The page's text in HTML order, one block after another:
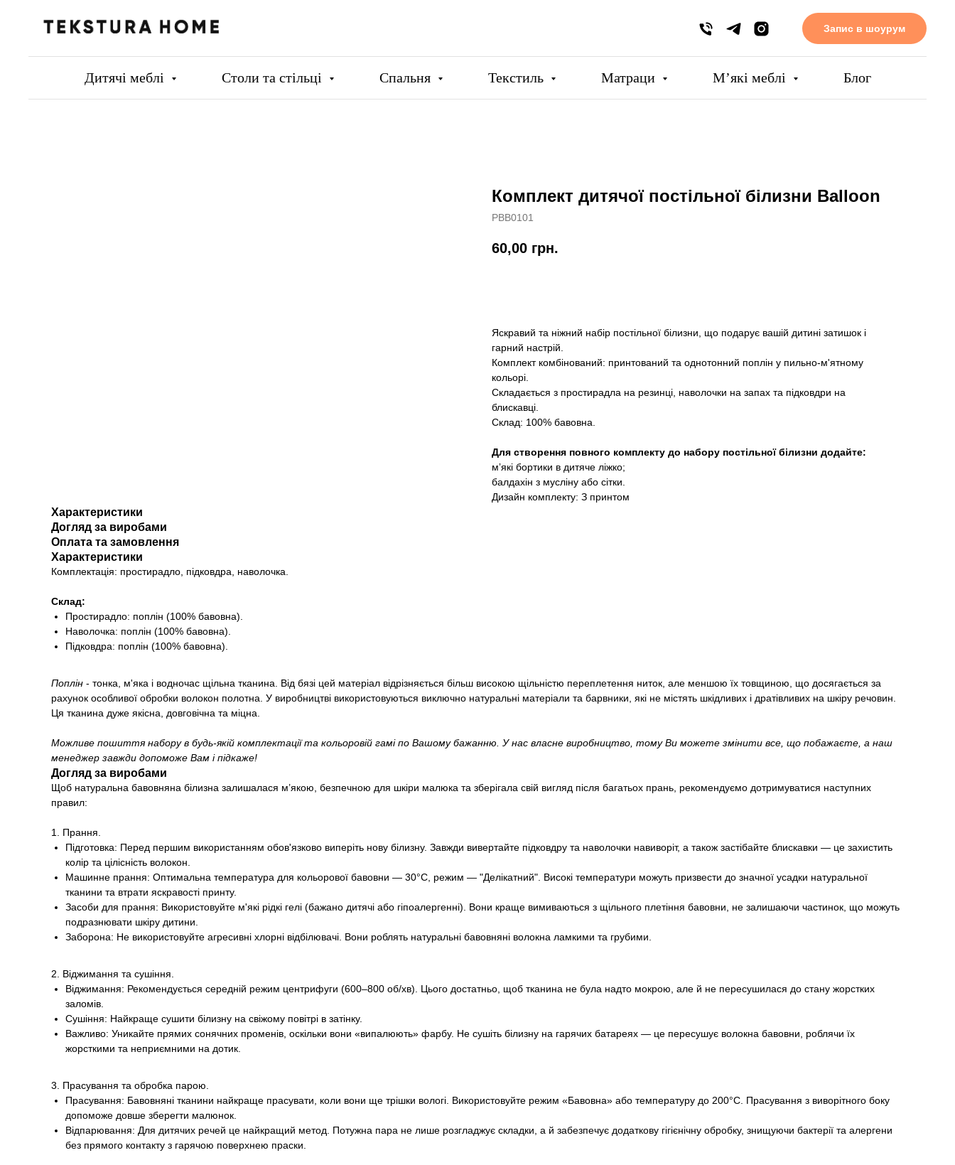
Запис в шоурум
Дитячі меблі Столи та стільці Спальня Текстиль Матраци Мʼякі меблі Блог
Комплект дитячої постільної білизни Balloon
PBB0101
60,00 грн.
Яскравий та ніжний набір постільної білизни, що подарує вашій дитині затишок і
гарний настрій.
Комплект комбінований: принтований та однотонний поплін у пильно-м'ятному
кольорі.
Складається з простирадла на резинці, наволочки на запах та підковдри на
блискавці.
Склад: 100% бавовна.
Для створення повного комплекту до набору постільної білизни додайте:
мʼякі бортики в дитяче ліжко;
балдахін з мусліну або сітки.
Дизайн комплекту: З принтом
Характеристики
Догляд за виробами
Оплата та замовлення
Характеристики
Комплектація: простирадло, підковдра, наволочка.
Склад:
Простирадло: поплін (100% бавовна).
Наволочка: поплін (100% бавовна).
Підковдра: поплін (100% бавовна).
Поплін - тонка, м'яка і водночас щільна тканина. Від бязі цей матеріал відрізняється більш високою щільністю переплетення ниток, але меншою їх товщиною, що досягається за
рахунок особливої обробки волокон полотна. У виробництві використовуються виключно натуральні матеріали та барвники, які не містять шкідливих і дратівливих на шкіру речовин.
Ця тканина дуже якісна, довговічна та міцна.
Можливе пошиття набору в будь-якій комплектації та кольоровій гамі по Вашому бажанню. У нас власне виробництво, тому Ви можете змінити все, що побажаєте, а наш
менеджер завжди допоможе Вам і підкаже!
Догляд за виробами
Щоб натуральна бавовняна білизна залишалася м’якою, безпечною для шкіри малюка та зберігала свій вигляд після багатьох прань, рекомендуємо дотримуватися наступних
правил:
1. Прання.
Підготовка: Перед першим використанням обов'язково виперіть нову білизну. Завжди вивертайте підковдру та наволочки навиворіт, а також застібайте блискавки — це захистить
колір та цілісність волокон.
Машинне прання: Оптимальна температура для кольорової бавовни — 30°С, режим — "Делікатний". Високі температури можуть призвести до значної усадки натуральної
тканини та втрати яскравості принту.
Засоби для прання: Використовуйте м'які рідкі гелі (бажано дитячі або гіпоалергенні). Вони краще вимиваються з щільного плетіння бавовни, не залишаючи частинок, що можуть
подразнювати шкіру дитини.
Заборона: Не використовуйте агресивні хлорні відбілювачі. Вони роблять натуральні бавовняні волокна ламкими та грубими.
2. Віджимання та сушіння.
Віджимання: Рекомендується середній режим центрифуги (600–800 об/хв). Цього достатньо, щоб тканина не була надто мокрою, але й не пересушилася до стану жорстких
заломів.
Сушіння: Найкраще сушити білизну на свіжому повітрі в затінку.
Важливо: Уникайте прямих сонячних променів, оскільки вони «випалюють» фарбу. Не сушіть білизну на гарячих батареях — це пересушує волокна бавовни, роблячи їх
жорсткими та неприємними на дотик.
3. Прасування та обробка парою.
Прасування: Бавовняні тканини найкраще прасувати, коли вони ще трішки вологі. Використовуйте режим «Бавовна» або температуру до 200°С. Прасування з виворітного боку
допоможе довше зберегти малюнок.
Відпарювання: Для дитячих речей це найкращий метод. Потужна пара не лише розгладжує складки, а й забезпечує додаткову гігієнічну обробку, знищуючи бактерії та алергени
без прямого контакту з гарячою поверхнею праски.